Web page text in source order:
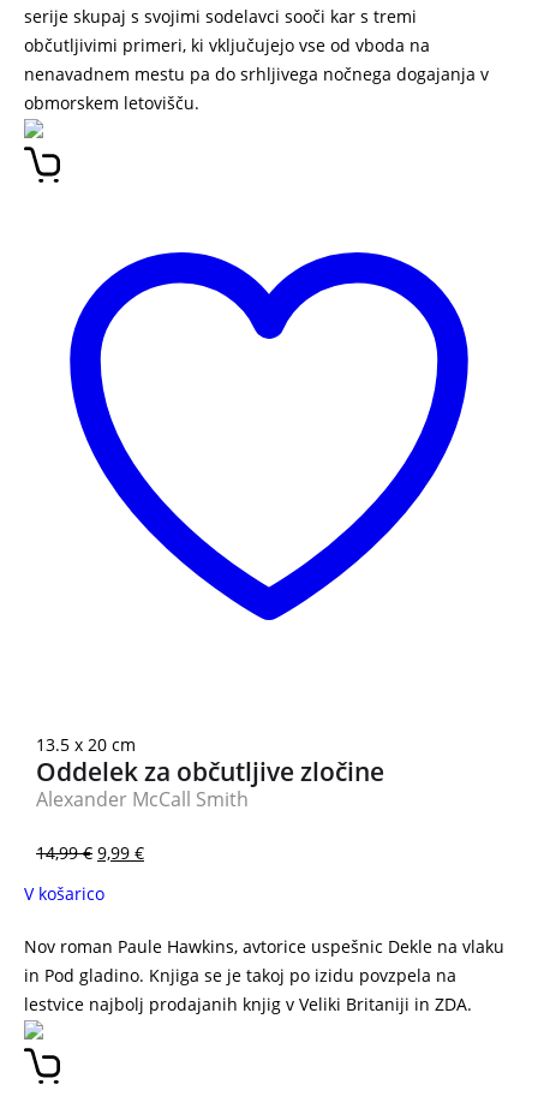
serije skupaj s svojimi sodelavci sooči kar s tremi
občutljivimi primeri, ki vključujejo vse od vboda na
nenavadnem mestu pa do srhljivega nočnega dogajanja v
obmorskem letovišču.
13.5 x 20 cm
Oddelek za občutljive zločine
Alexander McCall Smith
14,99€ 9,99 €
V košarico
Nov roman Paule Hawkins, avtorice uspešnic Dekle na vlaku
in Pod gladino. Knjiga se je takoj po izidu povzpela na
lestvice najbolj prodajanih knjig v Veliki Britaniji in ZDA.